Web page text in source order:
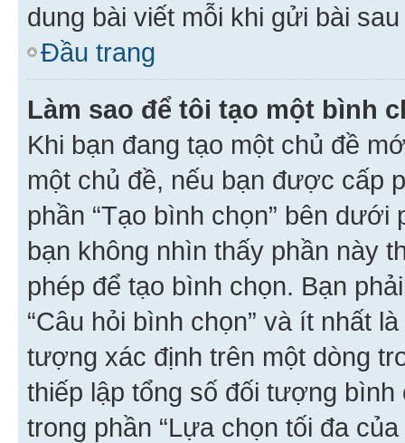
dung bài viết mỗi khi gửi bài sau
Đầu trang
Làm sao để tôi tạo một bình
Khi bạn đang tạo một chủ đề
một chủ đề, nếu bạn được cấp
phần “Tạo bình chọn” bên
bạn không nhìn thấy phần này
phép để tạo bình chọn. Bạn
“Câu hỏi bình chọn” và ít nhất
tượng xác định trên một dòng
thiếp lập tổng số đối tượng
trong phần “Lựa chọn tối đa